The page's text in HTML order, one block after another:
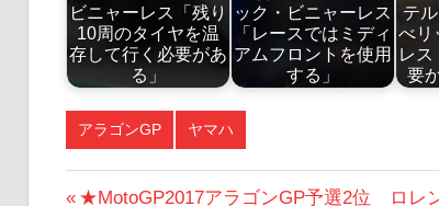
ビニャーレス「残り
10周のタイヤを温
存して行く必要があ
る」
ック・ビニャーレス
「レースではミディ
アムフロントを使用
する」
テ
べリ
レス
要
アラゴンGP ヤマハ
前
★MotoGP2017アラゴンGP予選2位 ロレ